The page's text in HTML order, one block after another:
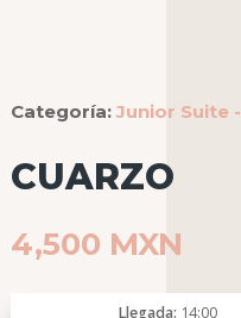
Categoría:Junior Suite
CUARZO
4,500 MXN
Llegada 14:00